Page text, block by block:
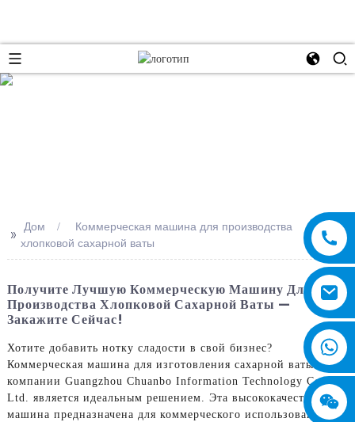
>> Дом
Коммерческая машина для производства
хлопковой сахарной ваты
Получите Лучшую Коммерческую Машину Для
Производства Хлопковой Сахарной Ваты —
Закажите Сейчас!
Хотите добавить нотку сладости в свой бизнес?
Коммерческая машина для изготовления сахарной ваты от
компании Guangzhou Chuanbo Information Technology Co.,
Ltd. является идеальным решением. Эта высококачественная
машина предназначена для коммерческого использования и